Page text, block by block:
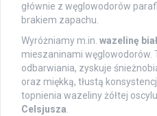
głównie z węglowodorów
brakiem zapachu.
Wyróżniamy m.in. wazelinę
mieszaninami węglowodorów.
odbarwiania, zyskuje
oraz miękką, tłustą
topnienia wazeliny żółtej
Celsjusza.